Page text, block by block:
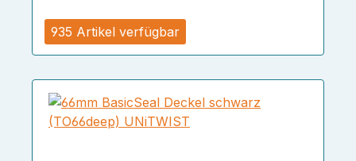
935 Artikel verfügbar